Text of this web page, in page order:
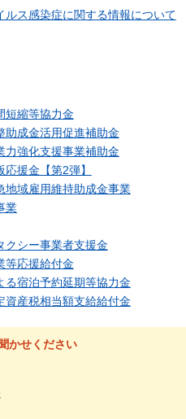
ルス感染症に関する情報について
短縮等協力金
助成金活用促進補助金
力強化支援事業補助金
援金【第2弾】
地域雇用維持助成金事業
業
クシー事業者支援金
等応援給付金
る宿泊予約延期等協力金
資産税相当額支給給付金
かせください